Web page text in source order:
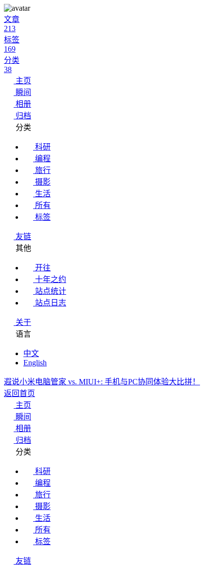
文章
213
标签
169
分类
38
主页
瞬间
相册
归档
分类
科研
编程
旅行
摄影
生活
所有
标签
友链
其他
开往
十年之约
站点统计
站点日志
关于
语言
中文
English
遐说小米电脑管家 vs. MIUI+: 手机与PC协同体验大比拼！
返回首页
主页
瞬间
相册
归档
分类
科研
编程
旅行
摄影
生活
所有
标签
友链